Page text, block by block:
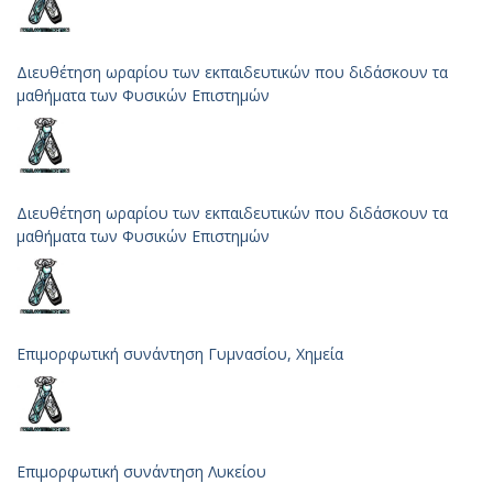
Διευθέτηση ωραρίου των εκπαιδευτικών που διδάσκουν τα
μαθήματα των Φυσικών Επιστημών
Διευθέτηση ωραρίου των εκπαιδευτικών που διδάσκουν τα
μαθήματα των Φυσικών Επιστημών
Επιμορφωτική συνάντηση Γυμνασίου, Χημεία
Επιμορφωτική συνάντηση Λυκείου